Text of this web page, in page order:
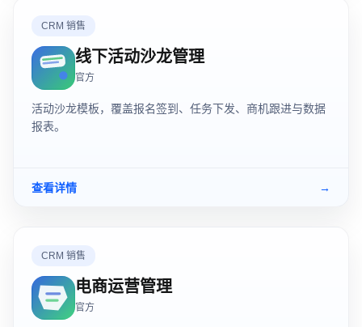
CRM 销售
线下活动沙龙管理
官方
活动沙龙模板，覆盖报名签到、任务下发、商机跟进与数据
报表。
查看详情 →
CRM 销售
电商运营管理
官方